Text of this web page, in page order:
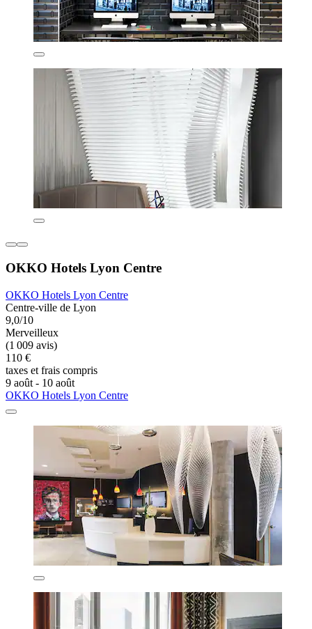
OKKO Hotels Lyon Centre
OKKO Hotels Lyon Centre
Centre-ville de Lyon
9,0/10
Merveilleux
(1 009 avis)
110 €
taxes et frais compris
9 août - 10 août
OKKO Hotels Lyon Centre